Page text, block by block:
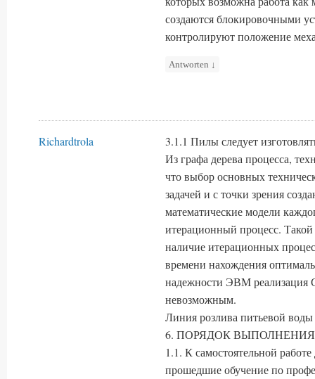
создаются блокировочными
контролируют положение
Antworten ↓
Richardtrola
3.1.1 Пилы следует
Из графа дерева процесса,
что выбор основных
задачей и с точки зрения
математические модели
итерационный процесс. Такой
наличие итерационных
времени нахождения
надежности ЭВМ реализация
невозможным.
Линия розлива питьевой
6. ПОРЯДОК
1.1. К самостоятельной
прошедшие обучение по